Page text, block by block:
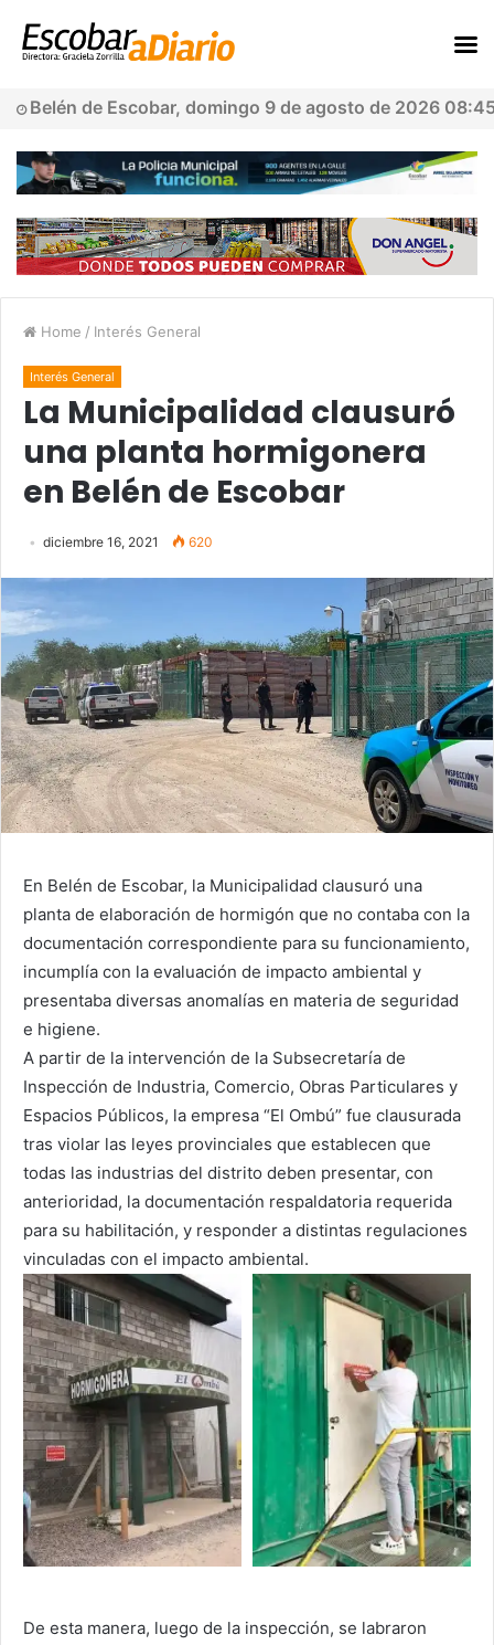
Belén de Escobar, domingo 9 de agosto de 2026
Home / Interés General
Interés General
La Municipalidad clausuró
una planta hormigonera
en Belén de Escobar
diciembre 16, 2021 620
En Belén de Escobar, la Municipalidad clausuró una
planta de elaboración de hormigón que no contaba con la
documentación correspondiente para su funcionamiento,
incumplía con la evaluación de impacto ambiental y
presentaba diversas anomalías en materia de seguridad
e higiene.
A partir de la intervención de la Subsecretaría de
Inspección de Industria, Comercio, Obras Particulares y
Espacios Públicos, la empresa “El Ombú” fue clausurada
tras violar las leyes provinciales que establecen que
todas las industrias del distrito deben presentar, con
anterioridad, la documentación respaldatoria requerida
para su habilitación, y responder a distintas regulaciones
vinculadas con el impacto ambiental.
De esta manera, luego de la inspección, se labraron